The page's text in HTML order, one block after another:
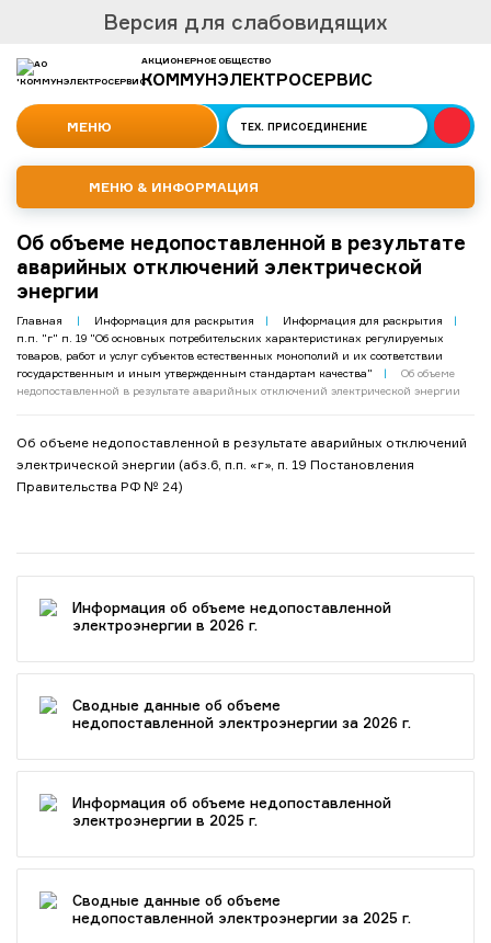
Версия для слабовидящих
АКЦИОНЕРНОЕ ОБЩЕСТВО
КОММУНЭЛЕКТРОСЕРВИС
МЕНЮ ТЕХ. ПРИСОЕДИНЕНИЕ
МЕНЮ & ИНФОРМАЦИЯ
Об объеме недопоставленной в результате
аварийных отключений электрической
энергии
Главная | Информация для раскрытия | Информация для раскрытия
|
п.п. "г" п. 19 "Об основных потребительских характеристиках регулируемых
товаров, работ и услуг субъектов естественных монополий и их соответствии
государственным и иным утвержденным стандартам качества"
|
Об объеме
недопоставленной в результате аварийных отключений электрической энергии
Об объеме недопоставленной в результате аварийных отключений
электрической энергии (абз.6, п.п. «г», п. 19 Постановления
Правительства РФ № 24)
Информация об объеме недопоставленной
электроэнергии в 2026 г.
Сводные данные об объеме
недопоставленной электроэнергии за 2026 г.
Информация об объеме недопоставленной
электроэнергии в 2025 г.
Сводные данные об объеме
недопоставленной электроэнергии за 2025 г.